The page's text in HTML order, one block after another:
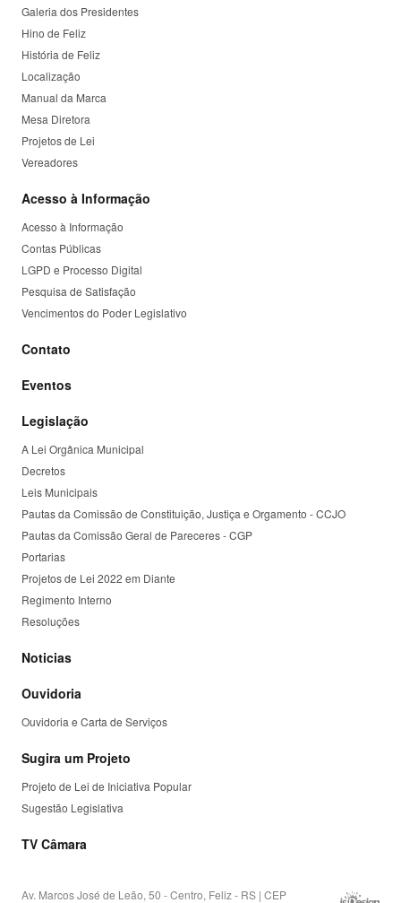
Galeria dos Presidentes
Hino de Feliz
História de Feliz
Localização
Manual da Marca
Mesa Diretora
Projetos de Lei
Vereadores
Acesso à Informação
Acesso à Informação
Contas Públicas
LGPD e Processo Digital
Pesquisa de Satisfação
Vencimentos do Poder Legislativo
Contato
Eventos
Legislação
A Lei Orgânica Municipal
Decretos
Leis Municipais
Pautas da Comissão de Constituição, Justiça e Orgamento - CCJO
Pautas da Comissão Geral de Pareceres - CGP
Portarias
Projetos de Lei 2022 em Diante
Regimento Interno
Resoluções
Noticias
Ouvidoria
Ouvidoria e Carta de Serviços
Sugira um Projeto
Projeto de Lei de Iniciativa Popular
Sugestão Legislativa
TV Câmara
Av. Marcos José de Leão, 50 - Centro, Feliz - RS | CEP